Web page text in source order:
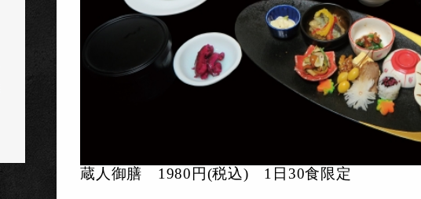
蔵人御膳 1980円(税込) 1日30食限定